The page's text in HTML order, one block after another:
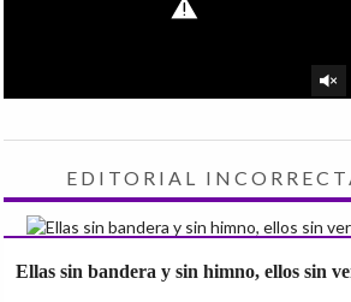
EDITORIAL
Ellas sin bandera y sin himno, ellos sin